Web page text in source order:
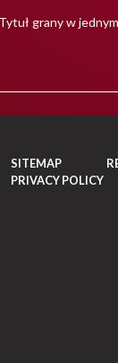
Tytuł grany w
SITEMAP
PRIVACY POLICY